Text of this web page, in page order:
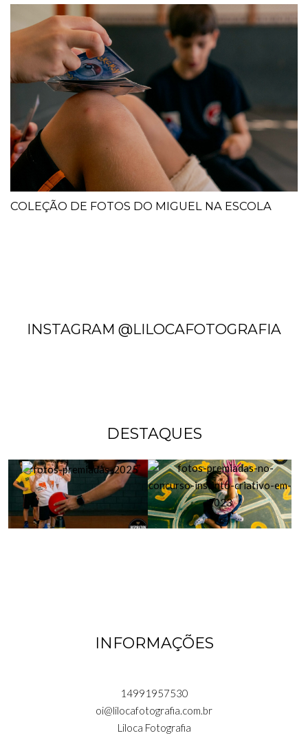
COLEÇÃO DE FOTOS DO MIGUEL NA ESCOLA
INSTAGRAM @LILOCAFOTOGRAFIA
DESTAQUES
INFORMAÇÕES
14991957530
oi@lilocafotografia.com.br
Liloca Fotografia